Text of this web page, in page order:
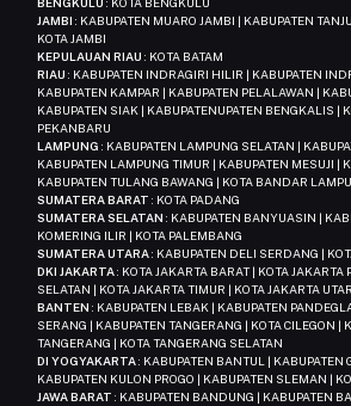
JAMBI : KABUPATEN MUARO JAMBI | KABUPATEN
KOTA JAMBI
KEPULAUAN RIAU : KOTA BATAM
RIAU : KABUPATEN INDRAGIRI HILIR | KABUPATEN
KABUPATEN KAMPAR | KABUPATEN PELALAWAN |
KABUPATEN SIAK | KABUPATENUPATEN BENGKALIS |
PEKANBARU
LAMPUNG : KABUPATEN LAMPUNG SELATAN |
KABUPATEN LAMPUNG TIMUR | KABUPATEN MESUJI |
KABUPATEN TULANG BAWANG | KOTA BANDAR
SUMATERA BARAT : KOTA PADANG
SUMATERA SELATAN : KABUPATEN BANYUASIN |
KOMERING ILIR | KOTA PALEMBANG
SUMATERA UTARA: KABUPATEN DELI SERDANG |
DKI JAKARTA: KOTA JAKARTA BARAT | KOTA JAKARTA
SELATAN | KOTA JAKARTA TIMUR | KOTA JAKARTA
BANTEN : KABUPATEN LEBAK | KABUPATEN
SERANG | KABUPATEN TANGERANG | KOTA CILEGON |
TANGERANG | KOTA TANGERANG SELATAN
DI YOGYAKARTA: KABUPATEN BANTUL | KABUPATEN
KABUPATEN KULON PROGO | KABUPATEN SLEMAN |
JAWA BARAT : KABUPATEN BANDUNG | KABUPATEN